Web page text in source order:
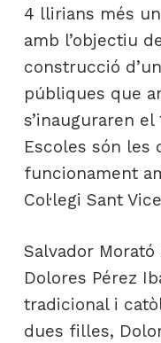
4 llirians més
amb l’objectiu
construcció
públiques que
s’inauguraren el
Escoles són les
funcionament
Col·legi Sant
Salvador Morató
Dolores Pérez
tradicional i
dues filles,